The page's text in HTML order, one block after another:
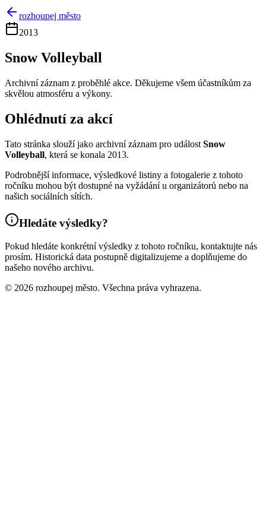
rozhoupej město
2013
Snow Volleyball
Archivní záznam z proběhlé akce. Děkujeme všem účastníkům za
skvělou atmosféru a výkony.
Ohlédnutí za akcí
Tato stránka slouží jako archivní záznam pro událost Snow
Volleyball, která se konala 2013.
Podrobnější informace, výsledkové listiny a fotogalerie z tohoto
ročníku mohou být dostupné na vyžádání u organizátorů nebo na
našich sociálních sítích.
Hledáte výsledky?
Pokud hledáte konkrétní výsledky z tohoto ročníku, kontaktujte nás
prosím. Historická data postupně digitalizujeme a doplňujeme do
našeho nového archivu.
© 2026 rozhoupej město. Všechna práva vyhrazena.